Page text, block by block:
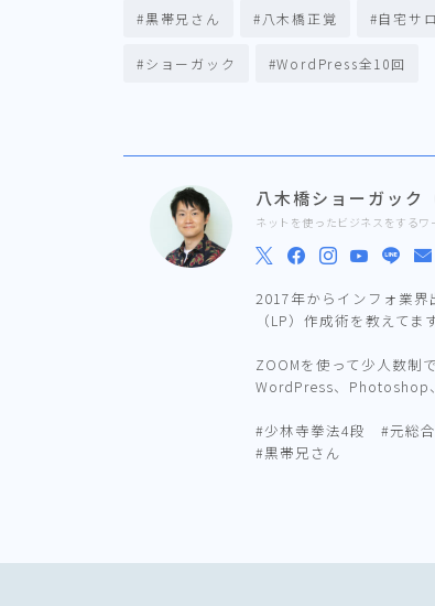
#黒帯兄さん #八木橋正覚 #自宅サ
#ショーガック #WordPress全10回
八木橋ショーガック
ネットを使ったビジネスをするワ
2017年からインフォ業
（LP）作成術を教えてます
ZOOMを使って少人数制
WordPress、Photoshop
#少林寺拳法4段 #元総
#黒帯兄さん